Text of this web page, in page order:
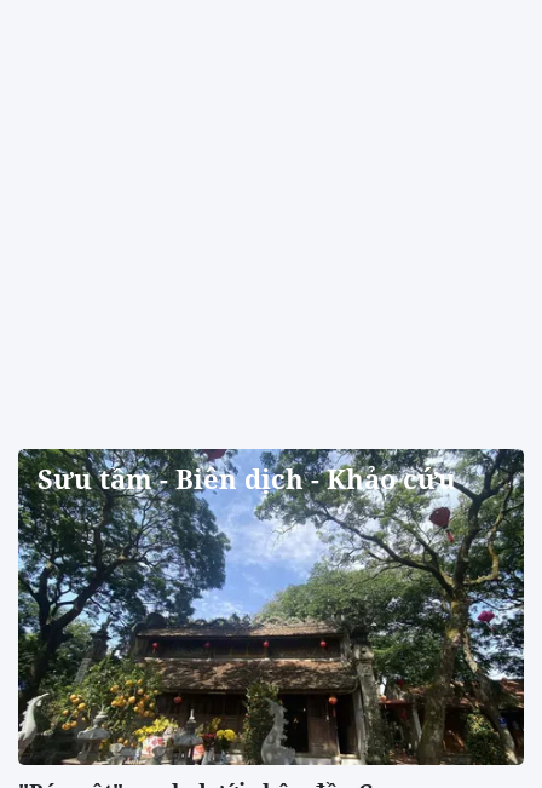
Sưu tầm - Biên dịch - Khảo cứu